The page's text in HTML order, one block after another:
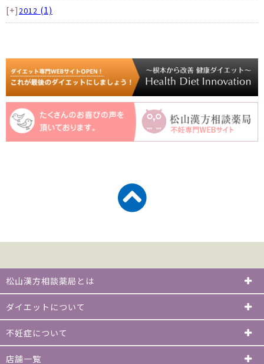
[+] 2012 (1)
松山漢方相談薬局とは
ダイエットについて
不妊症について
店舗一覧